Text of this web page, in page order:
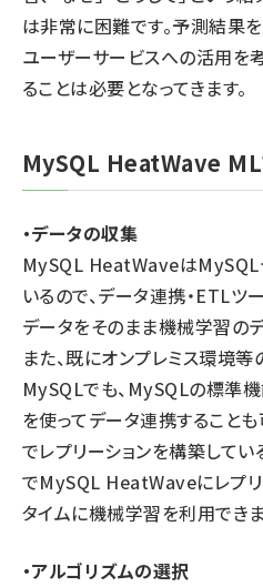
は非常に困難です。予測結果
ユーザーサービスへの活用を
ることは必要となってきます。
MySQL HeatWave
・データの収集
MySQL HeatWaveはMySQL
いるので、データ連携・ETLツ
データをそのまま機械学習の
また、既にオンプレミス環境
MySQLでも、MySQLの標準
を使ってデータ連携すること
でレプリーションを構築して
でMySQL HeatWaveにレプリ
タイムに機械学習を利用できま
・アルゴリズムの選択